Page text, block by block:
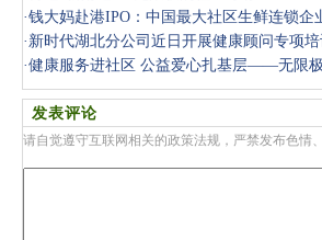
·钱大妈赴港IPO：中国最大社区生鲜连锁企
3000家
· 新时代湖北分公司近日开展健康顾问专项培
·健康服务进社区 公益爱心扎基层——无限极
心联结”
发表评论
请自觉遵守互联网相关的政策法规，严禁发布色情